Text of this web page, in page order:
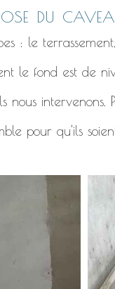
du
: le
le fond est de
pour qu'ils